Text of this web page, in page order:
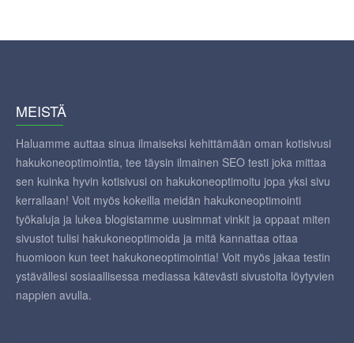
MEISTÄ
Haluamme auttaa sinua ilmaiseksi kehittämään oman kotisivusi
hakukoneoptimointia, tee täysin ilmainen SEO testi joka mittaa
sen kuinka hyvin kotisivusi on hakukoneoptimoitu jopa yksi sivu
kerrallaan! Voit myös kokeilla meidän hakukoneoptimointi
työkaluja ja lukea blogistamme uusimmat vinkit ja oppaat miten
sivustot tulisi hakukoneoptimoida ja mitä kannattaa ottaa
huomioon kun teet hakukoneoptimointia! Voit myös jakaa testin
ystävällesi sosiaallisessa mediassa kätevästi sivustolta löytyvien
nappien avulla.